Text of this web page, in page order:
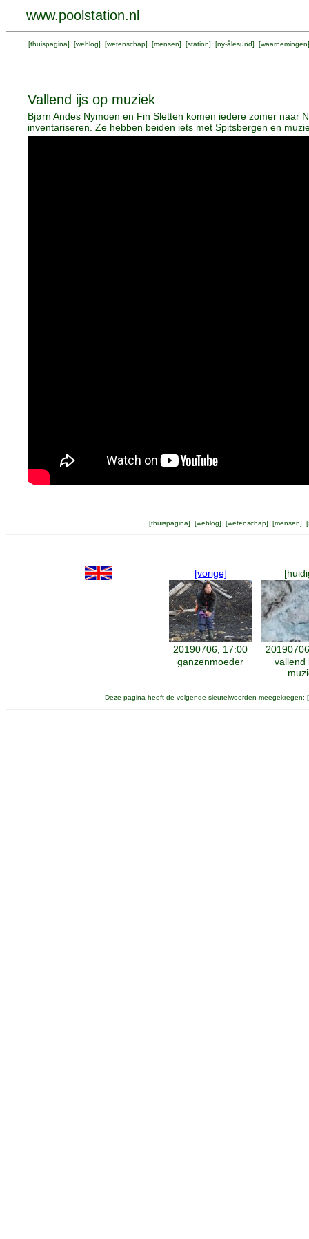
www.poolstation.nl
[thuispagina] [weblog] [wetenschap] [mensen] [station] [ny-ålesund] [waarnemingen
Vallend ijs op muziek
Bjørn Andes Nymoen en Fin Sletten komen iedere zomer naar
inventariseren. Ze hebben beiden iets met Spitsbergen en
[thuispagina] [weblog] [wetenschap] [mensen] [
[vorige]
20190706, 17:00
ganzenmoeder
vallend
Deze pagina heeft de volgende sleutelwoorden meegekregen: [